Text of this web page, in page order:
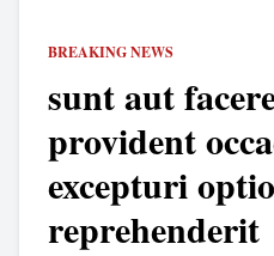
BREAKING NEWS
sunt aut
provident
excepturi optio
reprehenderit